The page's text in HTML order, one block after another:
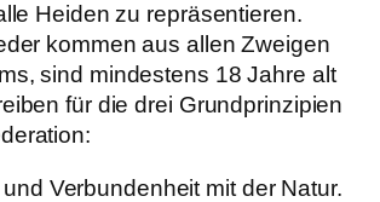
Heiden zu repräsentieren.
kommen aus allen Zweigen
sind mindestens 18 Jahre alt
für die drei Grundprinzipien
Verbundenheit mit der Natur.